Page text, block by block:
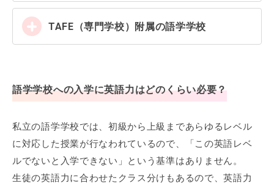
TAFE（専門学校）附属の語学学校
語学学校への入学に英語力はどのくらい必要？
私立の語学学校では、初級から上級まであらゆるレベル
に対応した授業が行なわれているので、「この英語レベ
ルでないと入学できない」という基準はありません。
生徒の英語力に合わせたクラス分けもあるので、英語力